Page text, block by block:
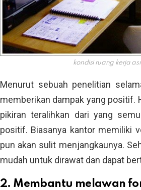
kondisi ruang kerja
Menurut sebuah penelitian
memberikan dampak yang positif.
pikiran teralihkan dari yang
positif. Biasanya kantor memiliki
pun akan sulit menjangkaunya.
mudah untuk dirawat dan dapat
2. Membantu melawan